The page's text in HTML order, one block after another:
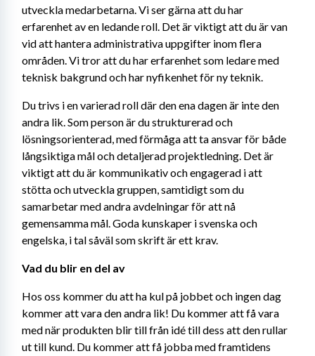
utveckla medarbetarna. Vi ser gärna att du har
erfarenhet av en ledande roll. Det är viktigt att du är van
vid att hantera administrativa uppgifter inom flera
områden. Vi tror att du har erfarenhet som ledare med
teknisk bakgrund och har nyfikenhet för ny teknik.
Du trivs i en varierad roll där den ena dagen är inte den
andra lik. Som person är du strukturerad och
lösningsorienterad, med förmåga att ta ansvar för både
långsiktiga mål och detaljerad projektledning. Det är
viktigt att du är kommunikativ och engagerad i att
stötta och utveckla gruppen, samtidigt som du
samarbetar med andra avdelningar för att nå
gemensamma mål. Goda kunskaper i svenska och
engelska, i tal såväl som skrift är ett krav.
Vad du blir en del av
Hos oss kommer du att ha kul på jobbet och ingen dag
kommer att vara den andra lik! Du kommer att få vara
med när produkten blir till från idé till dess att den rullar
ut till kund. Du kommer att få jobba med framtidens